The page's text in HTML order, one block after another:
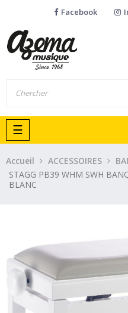
Facebook
Basculer
la
navigation
☰
Accueil ACCESSOIRES
STAGG PB39 WHM SWH
BLANC